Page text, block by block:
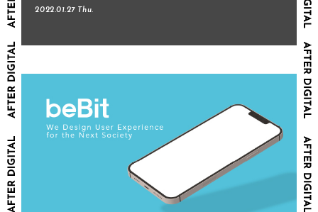
2022.01.27 Thu.